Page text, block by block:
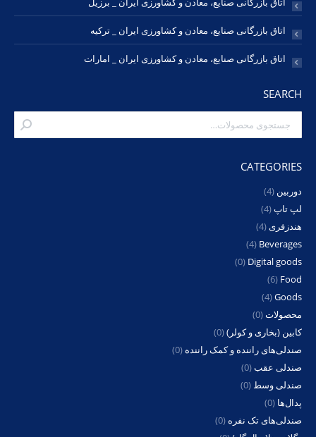
اتاق بازرگانی صنایع، معادن و کشاورزی ایران _ ترکیه
اتاق بازرگانی صنایع، معادن و کشاورزی ایران _ امارات
SEARCH
CATEGORIES
دوربین (4)
لپ تاپ(4)
هندزفری(4)
Beverages
(4)
Digital goods
(0)
Food
(6)
Goods
(4)
محصولات(0)
کابین (بخاری و کولر)(0)
صندلی‌های راننده و کمک راننده (0)
صندلی عقب(0)
صندلی وسط (0)
پدال‌ها (0)
صندلی‌های تک نفره (0)